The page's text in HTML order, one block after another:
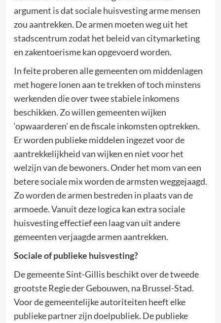
argument is dat sociale huisvesting arme mensen
zou aantrekken. De armen moeten weg uit het
stadscentrum zodat het beleid van citymarketing
en zakentoerisme kan opgevoerd worden.
In feite proberen alle gemeenten om middenlagen
met hogere lonen aan te trekken of toch minstens
werkenden die over twee stabiele inkomens
beschikken. Zo willen gemeenten wijken
‘opwaarderen’ en de fiscale inkomsten optrekken.
Er worden publieke middelen ingezet voor de
aantrekkelijkheid van wijken en niet voor het
welzijn van de bewoners. Onder het mom van een
betere sociale mix worden de armsten weggejaagd.
Zo worden de armen bestreden in plaats van de
armoede. Vanuit deze logica kan extra sociale
huisvesting effectief een laag van uit andere
gemeenten verjaagde armen aantrekken.
Sociale of publieke huisvesting?
De gemeente Sint-Gillis beschikt over de tweede
grootste Regie der Gebouwen, na Brussel-Stad.
Voor de gemeentelijke autoriteiten heeft elke
publieke partner zijn doelpubliek. De publieke